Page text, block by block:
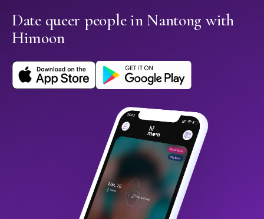
Date queer people in Nantong with
Himoon